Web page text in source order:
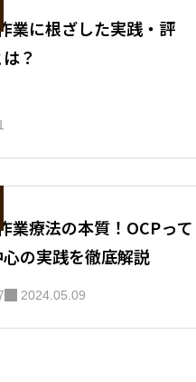
業に根ざした実践・評
？
業療法の本質！OCPって
の実践を徹底解説
2024.05.09